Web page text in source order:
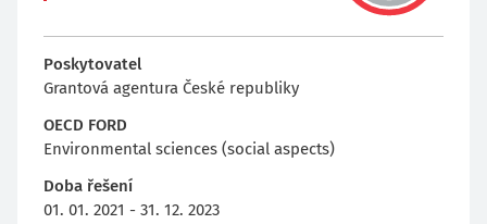
Poskytovatel
Grantová agentura České republiky
OECD FORD
Environmental sciences (social aspects)
Doba řešení
01. 01. 2021 - 31. 12. 2023